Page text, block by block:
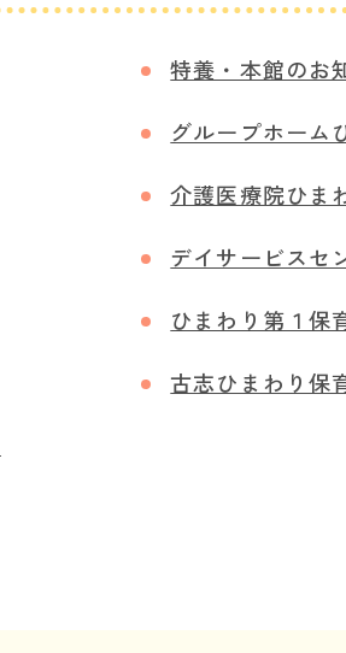
特養・本館のお
グループホーム
介護医療院ひま
デイサービスセ
ひまわり第１保
古志ひまわり保